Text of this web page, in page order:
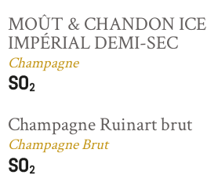
MOÛT & CHANDON ICE
IMPÉRIAL DEMI-SEC
Champagne
Champagne Ruinart brut
Champagne Brut